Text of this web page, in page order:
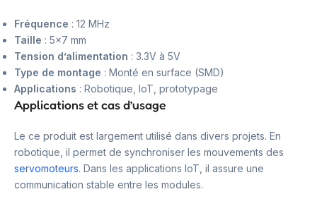
Fréquence : 12 MHz
Taille : 5×7 mm
Tension d’alimentation : 3.3V à 5V
Type de montage : Monté en surface (SMD)
Applications : Robotique, IoT, prototypage
Applications et cas d’usage
Le ce produit est largement utilisé dans divers projets. En
robotique, il permet de synchroniser les mouvements des
servomoteurs. Dans les applications IoT, il assure une
communication stable entre les modules.